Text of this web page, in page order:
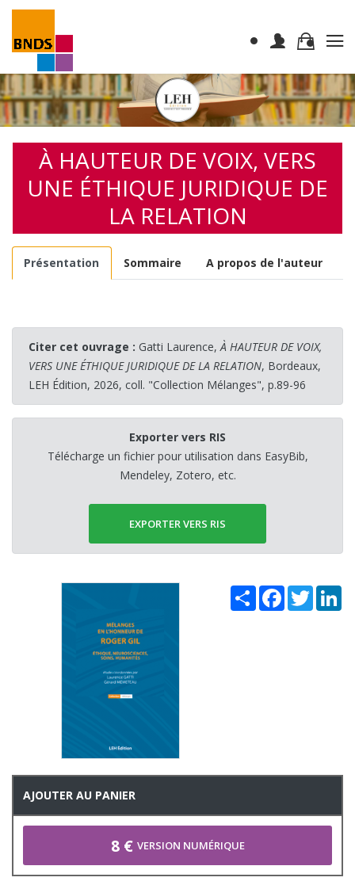
À HAUTEUR DE VOIX, VERS
UNE ÉTHIQUE JURIDIQUE DE
LA RELATION
Présentation Sommaire A propos de l'auteur
Citer cet ouvrage : Gatti Laurence,À HAUTEUR DE VOIX,
VERS UNE ÉTHIQUE JURIDIQUE DE LA RELATION, Bordeaux,
LEH Édition, 2026, coll. "Collection Mélanges", p.89-96
Exporter vers RIS
Télécharge un fichier pour utilisation dans EasyBib,
Mendeley, Zotero, etc.
EXPORTER VERS RIS
Share Facebook
Twitter
AJOUTER AU PANIER
8 € VERSION NUMÉRIQUE